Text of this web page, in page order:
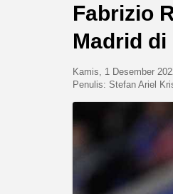
Fabrizio
Madrid
Kamis, 1 Desember
Penulis: Stefan Ariel